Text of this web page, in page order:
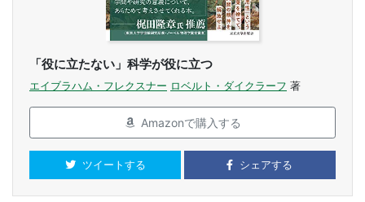
「役に立たない」科学が役に立つ
エイブラハム・フレクスナー ロベルト・ダイクラーフ 著
Amazonで購入する
ツイートする シェアする